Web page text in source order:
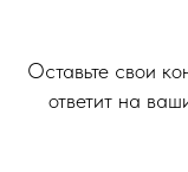
Оставьте свои
ответит на